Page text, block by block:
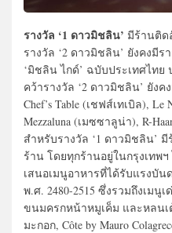
รางวัล ‘1 ดาวมิชลิน’ มีร้านติ
รางวัล ‘2 ดาวมิชลิน’ ยังคงมี
‘มิชลิน ไกด์’ ฉบับประเทศไทย
คว้ารางวัล ‘2 ดาวมิชลิน’ ยัง
Chef’s Table (เชฟส์เทเบิล),
Mezzaluna (เมซซาลูน่า), R-
สำหรับรางวัล ‘1 ดาวมิชลิน’
ร้าน โดยทุกร้านอยู่ในกรุงเทพ
เสนอเมนูอาหารที่ได้รับแรงบัน
พ.ศ. 2480-2515 ซึ่งรวมถึงเม
ขนมครกหน้าหมูเค็ม และหลน
มะกอก, Côte by Mauro